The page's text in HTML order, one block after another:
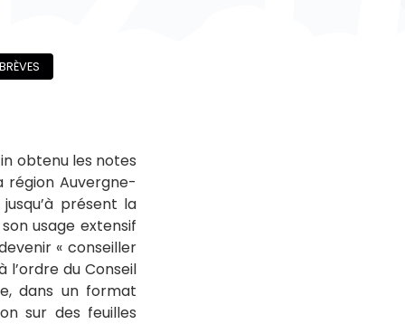
BRÈVES
obtenu les notes
région Auvergne-
présent la
usage extensif
« conseiller
du Conseil
dans un format
sur des feuilles